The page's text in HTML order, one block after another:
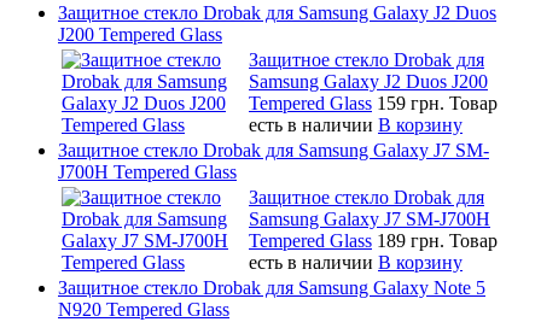
Защитное стекло Drobak для Samsung Galaxy J2 Duos
J200 Tempered Glass
Защитное стекло Drobak для
Samsung Galaxy J2 Duos J200
Tempered Glass 159 грн. Товар
есть в наличии В корзину
Защитное стекло Drobak для Samsung Galaxy J7 SM-
J700H Tempered Glass
Защитное стекло Drobak для
Samsung Galaxy J7 SM-J700H
Tempered Glass 189 грн. Товар
есть в наличии В корзину
Защитное стекло Drobak для Samsung Galaxy Note 5
N920 Tempered Glass